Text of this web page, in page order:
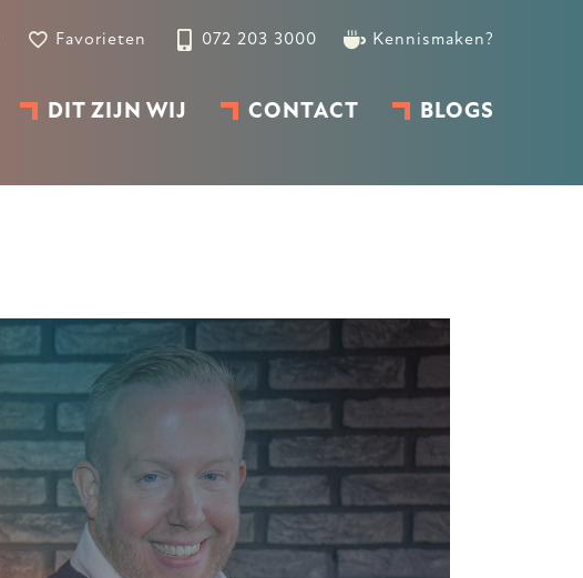
Favorieten 072 203 3000 Kennismaken?
DIT ZIJN WIJ CONTACT BLOGS